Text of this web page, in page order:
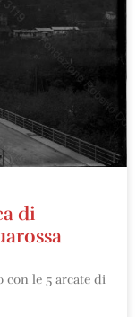
di
le 5 arcate di